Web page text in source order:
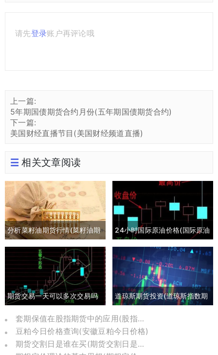
请先登录账户再评论哦
上一篇:
5年期国债期货合约月份(五年期国债期货合约)
下一篇:
美国财经直播节目(美国财经频道直播)
相关文章阅读
分析菜籽油期货行情(菜籽油期
货最新行情分析)
24小时国际原油价格(国际原油
期货24小时实时行情)
期货交易一天可以多次交易吗
(期货一天多次交易手续费多少)
道琼斯期货投资(道琼斯指数期
货实时行情)
套期保值在股指期货中的应用(股指期货套期保值是什么)
豆粕今日价格查询(安徽豆粕今日价格)
期货交割日是谁在买(期货交割日是怎么定下来的)